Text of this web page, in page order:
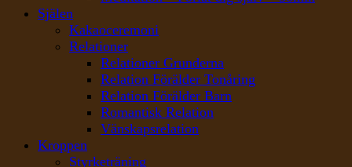
Själen
Kakaoceremoni
Relationer
Relationer Grunderna
Relation Förälder Tonåring
Relation Förälder Barn
Romantisk Relation
Vänskapsrelation
Kroppen
Styrketräning